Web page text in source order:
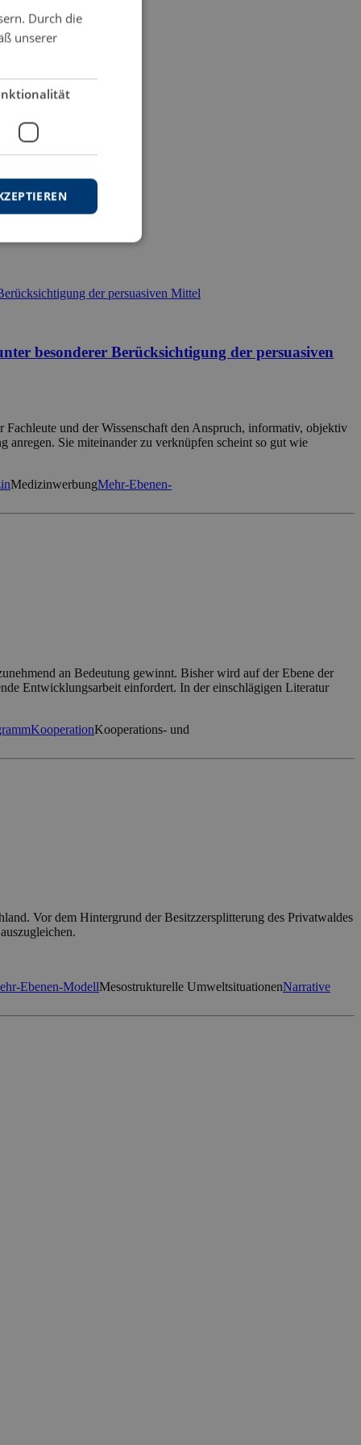
besonderer Berücksichtigung der persuasiven
Fachleute und der Wissenschaft den Anspruch, informativ, objektiv
anregen. Sie miteinander zu verknüpfen scheint so gut wie
MedizinwerbungMehr-Ebenen-
an Bedeutung gewinnt. Bisher wird auf der Ebene der
Entwicklungsarbeit einfordert. In der einschlägigen Literatur
KooperationKooperations- und
Vor dem Hintergrund der Besitzzersplitterung des Privatwaldes
Ebenen-ModellMesostrukturelle UmweltsituationenNarrative
Durch die
unserer